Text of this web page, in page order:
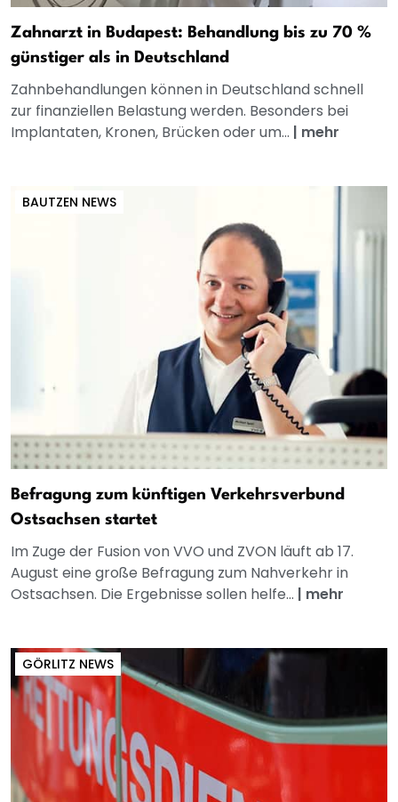
Zahnarzt in Budapest: Behandlung bis zu 70 %
günstiger als in Deutschland
Zahnbehandlungen können in Deutschland schnell
zur finanziellen Belastung werden. Besonders bei
Implantaten, Kronen, Brücken oder um... | mehr
BAUTZEN NEWS
Befragung zum künftigen Verkehrsverbund
Ostsachsen startet
Im Zuge der Fusion von VVO und ZVON läuft ab 17.
August eine große Befragung zum Nahverkehr in
Ostsachsen. Die Ergebnisse sollen helfe... | mehr
GÖRLITZ NEWS